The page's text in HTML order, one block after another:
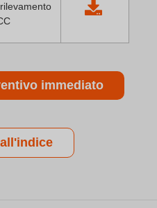
immediato